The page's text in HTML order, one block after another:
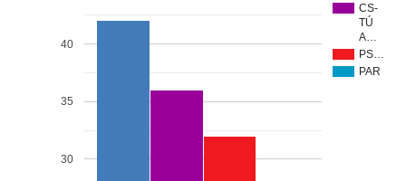
CS-
TÚ
A…
PS…
PAR
30
35
40